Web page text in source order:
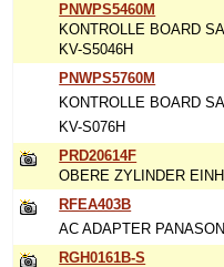
PNWPS5460M
KONTROLLE BOARD
KV-S5046H
PNWPS5760M
KONTROLLE BOARD
KV-S076H
PRD20614F
OBERE ZYLINDER
RFEA403B
AC ADAPTER
RGH0161B-S